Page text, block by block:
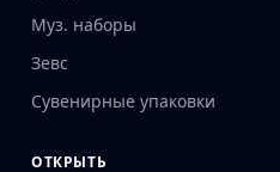
Муз. наборы
Зевс
Сувенирные упаковки
ОТКРЫТЬ